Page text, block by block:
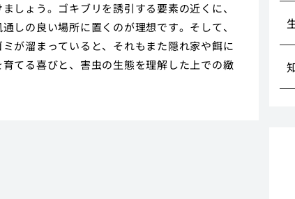
しょう。ゴキブリを誘引する要素の近くに、
しの良い場所に置くのが理想です。そして、
が溜まっていると、それもまた隠れ家や餌に
てる喜びと、害虫の生態を理解した上での緻